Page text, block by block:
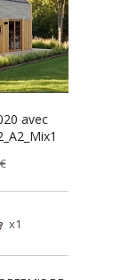
avec
x1